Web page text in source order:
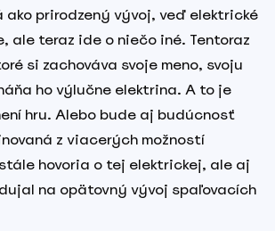
ako prirodzený vývoj, veď elektrické
ale teraz ide o niečo iné. Tentoraz
si zachováva svoje meno, svoju
ho výlučne elektrina. A to je
hru. Alebo bude aj budúcnosť
z viacerých možností
hovoria o tej elektrickej, ale aj
na opätovný vývoj spaľovacích